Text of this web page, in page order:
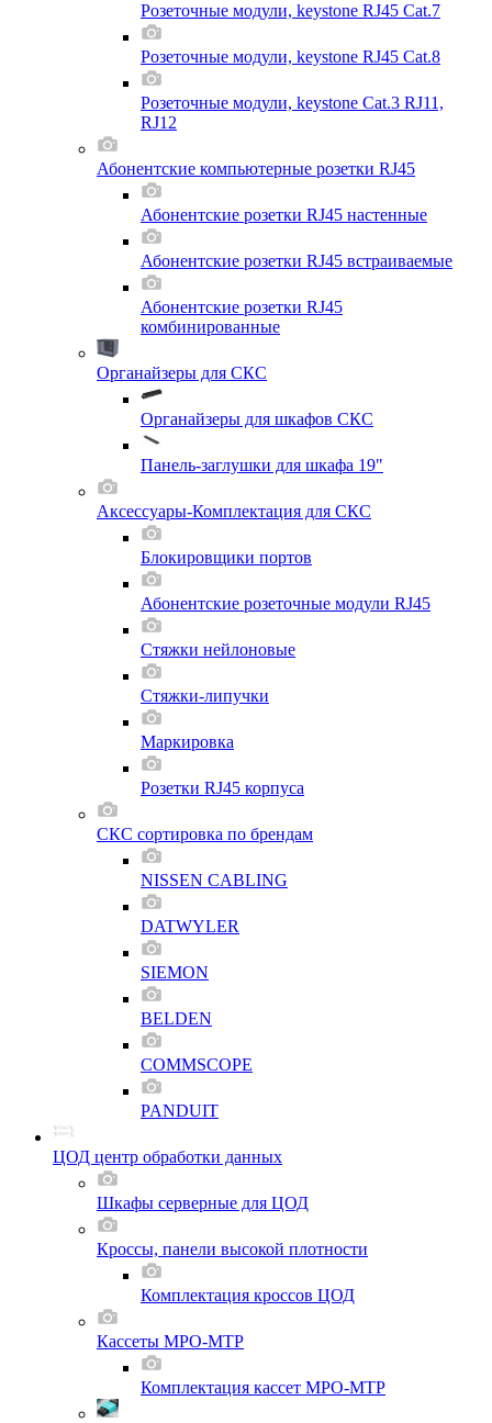
Розеточные модули, keystone RJ45 Cat.7
Розеточные модули, keystone RJ45 Cat.8
Розеточные модули, keystone Cat.3 RJ11,
RJ12
Абонентские компьютерные розетки RJ45
Абонентские розетки RJ45 настенные
Абонентские розетки RJ45 встраиваемые
Абонентские розетки RJ45
комбинированные
Органайзеры для СКС
Органайзеры для шкафов СКС
Панель-заглушки для шкафа 19"
Аксессуары-Комплектация для СКС
Блокировщики портов
Абонентские розеточные модули RJ45
Стяжки нейлоновые
Стяжки-липучки
Маркировка
Розетки RJ45 корпуса
СКС сортировка по брендам
NISSEN CABLING
DATWYLER
SIEMON
BELDEN
COMMSCOPE
PANDUIT
ЦОД центр обработки данных
Шкафы серверные для ЦОД
Кроссы, панели высокой плотности
Комплектация кроссов ЦОД
Кассеты MPO-MTP
Комплектация кассет MPO-MTP